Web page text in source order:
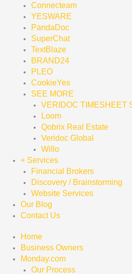
Connecteam
YESWARE
PandaDoc
SuperChat
TextBlaze
BRAND24
PLEO
CookieYes
SEE MORE
VERIDOC TIMESHEET
Loom
Qobrix Real Estate
Veridoc Global
Willo
+ Services
Financial Brokers
Discovery / Brainstorming
Website Services
Our Blog
Contact Us
Home
Business Owners
Monday.com
Our Process